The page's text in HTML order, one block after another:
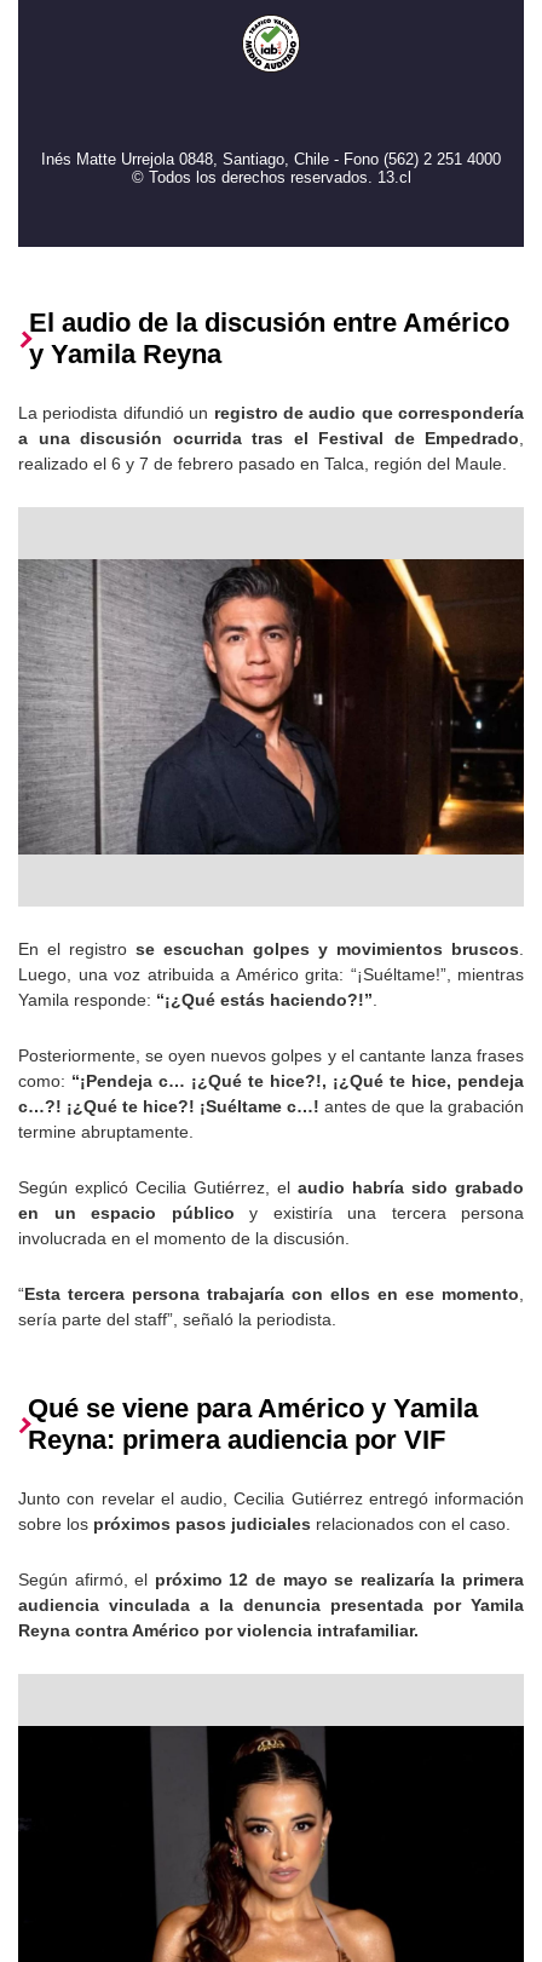
Inés Matte Urrejola 0848, Santiago, Chile - Fono (562) 2 251 4000
© Todos los derechos reservados. 13.cl
El audio de la discusión entre Américo
y Yamila Reyna
La periodista difundió un registro de audio que correspondería
a una discusión ocurrida tras el Festival de Empedrado,
realizado el 6 y 7 de febrero pasado en Talca, región del Maule.
En el registro se escuchan golpes y movimientos bruscos.
Luego, una voz atribuida a Américo grita: “¡Suéltame!”, mientras
Yamila responde: “¡¿Qué estás haciendo?!”.
Posteriormente, se oyen nuevos golpes y el cantante lanza frases
como: “¡Pendeja c… ¡¿Qué te hice?!, ¡¿Qué te hice, pendeja
c…?! ¡¿Qué te hice?! ¡Suéltame c…! antes de que la grabación
termine abruptamente.
Según explicó Cecilia Gutiérrez, el audio habría sido grabado
en un espacio público y existiría una tercera persona
involucrada en el momento de la discusión.
“Esta tercera persona trabajaría con ellos en ese momento,
sería parte del staff”, señaló la periodista.
Qué se viene para Américo y Yamila
Reyna: primera audiencia por VIF
Junto con revelar el audio, Cecilia Gutiérrez entregó información
sobre los próximos pasos judiciales relacionados con el caso.
Según afirmó, el próximo 12 de mayo se realizaría la primera
audiencia vinculada a la denuncia presentada por Yamila
Reyna contra Américo por violencia intrafamiliar.